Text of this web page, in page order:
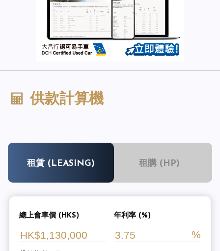
供款計算機
租賃 (LEASING) 租購 (HP)
總上會車價 (HK$) 年利率 (%)